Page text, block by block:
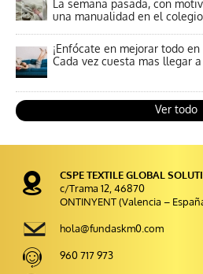
La semana pasada, con
una manualidad en el colegio
¡Enfócate en mejorar todo en
Cada vez cuesta mas llegar
Ver todo
CSPE TEXTILE GLOBAL
c/Trama 12, 46870
ONTINYENT (Valencia –
hola@fundaskm0.com
960 717 973